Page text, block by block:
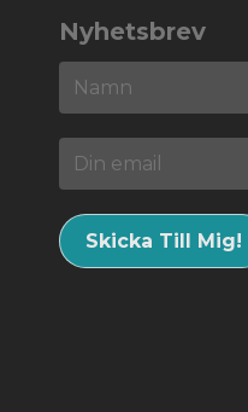
Nyhetsbrev